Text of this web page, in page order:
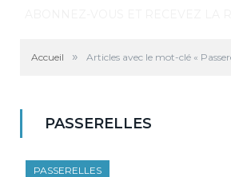
Accueil » Articles avec le mot-clé «
PASSERELLES
PASSERELLES